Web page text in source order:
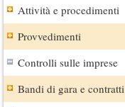
Attività e procedimenti
Provvedimenti
Controlli sulle imprese
Bandi di gara e contratti